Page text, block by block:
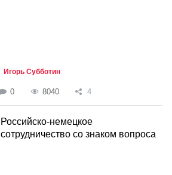
Игорь Субботин
0 8040 4
Российско-немецкое
сотрудничество со знаком вопроса